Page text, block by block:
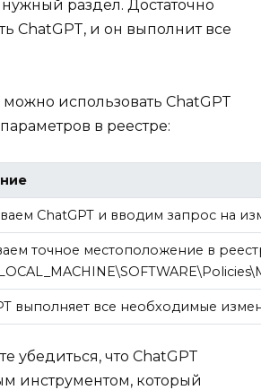
раздел. Достаточно
ChatGPT, и он выполнит все
использовать ChatGPT
в реестре:
ChatGPT и вводим запрос на
точное местоположение в
выполняет все необходимые
убедиться, что ChatGPT
инструментом, который